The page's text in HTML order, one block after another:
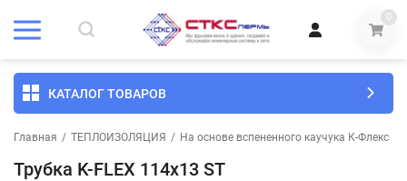
0
КАТАЛОГ ТОВАРОВ
Главная / ТЕПЛОИЗОЛЯЦИЯ / На основе вспененного каучука К-Флекс
Трубка K-FLEX 114х13 ST